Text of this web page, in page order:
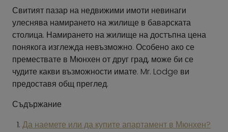
Свитият пазар на недвижими имоти невинаги
улеснява намирането на жилище в баварската
столица. Намирането на жилище на достъпна цена
понякога изглежда невъзможно. Особено ако се
премествате в Мюнхен от друг град, може би се
чудите какви възможности имате. Mr. Lodge ви
предоставя общ преглед.
Съдържание
Да наемете или да купите апартамент в Мюнхен?